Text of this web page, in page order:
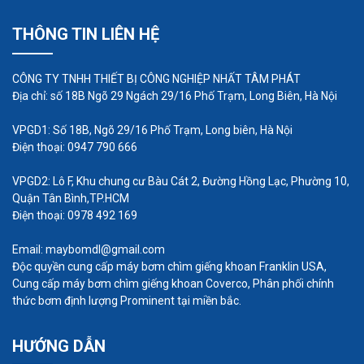
nơi có quy mô lớn.
THÔNG TIN LIÊN HỆ
CÔNG TY TNHH THIẾT BỊ CÔNG NGHIỆP NHẤT TÂM PHÁT
Địa chỉ: số 18B Ngõ 29 Ngách 29/16 Phố Trạm, Long Biên, Hà Nội
VPGD1: Số 18B, Ngõ 29/16 Phố Trạm, Long biên, Hà Nội
Điện thoại: 0947 790 666
VPGD2: Lô F, Khu chung cư Bàu Cát 2, Đường Hồng Lạc, Phường 10,
Quận Tân Bình,TP.HCM
Điện thoại: 0978 492 169
Email: maybomdl@gmail.com
Độc quyền cung cấp máy bơm chìm giếng khoan Franklin USA,
Cung cấp máy bơm chìm giếng khoan Coverco, Phân phối chính
thức bơm định lượng Prominent tại miền bắc.
HƯỚNG DẪN